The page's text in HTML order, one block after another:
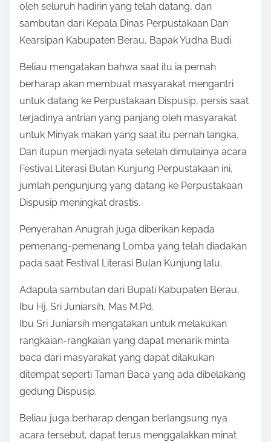
oleh seluruh hadirin yang telah datang, dan
sambutan dari Kepala Dinas Perpustakaan Dan
Kearsipan Kabupaten Berau, Bapak Yudha Budi.
Beliau mengatakan bahwa saat itu ia pernah
berharap akan membuat masyarakat mengantri
untuk datang ke Perpustakaan Dispusip, persis saat
terjadinya antrian yang panjang oleh masyarakat
untuk Minyak makan yang saat itu pernah langka.
Dan itupun menjadi nyata setelah dimulainya acara
Festival Literasi Bulan Kunjung Perpustakaan ini,
jumlah pengunjung yang datang ke Perpustakaan
Dispusip meningkat drastis.
Penyerahan Anugrah juga diberikan kepada
pemenang-pemenang Lomba yang telah diadakan
pada saat Festival Literasi Bulan Kunjung lalu.
Adapula sambutan dari Bupati Kabupaten Berau,
Ibu Hj. Sri Juniarsih, Mas M.Pd.
Ibu Sri Juniarsih mengatakan untuk melakukan
rangkaian-rangkaian yang dapat menarik minta
baca dari masyarakat yang dapat dilakukan
ditempat seperti Taman Baca yang ada dibelakang
gedung Dispusip.
Beliau juga berharap dengan berlangsung nya
acara tersebut, dapat terus menggalakkan minat